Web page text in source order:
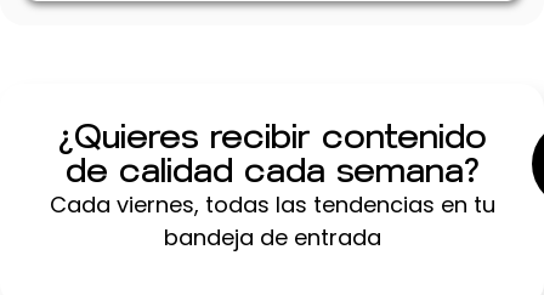
¿Quieres recibir contenido
de calidad cada semana?
Cada viernes, todas las tendencias en tu
bandeja de entrada